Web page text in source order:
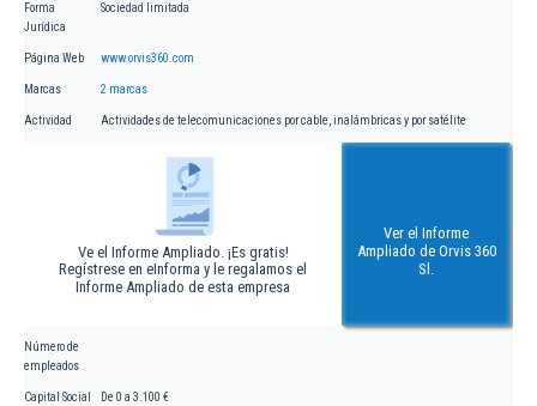
Forma
Jurídica
Sociedad limitada
Página Web www.orvis360.com
Marcas 2 marcas
Actividad Actividades de telecomunicaciones por cable, inalámbricas y por satélite
Ve el Informe Ampliado. ¡Es gratis!
Regístrese en eInforma y le regalamos el
Informe Ampliado de esta empresa
Ver el Informe
Ampliado de Orvis 360
Sl.
Número de
empleados
Capital Social De 0 a 3.100 €